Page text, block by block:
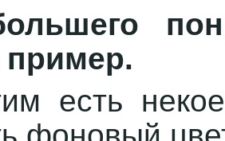
есть